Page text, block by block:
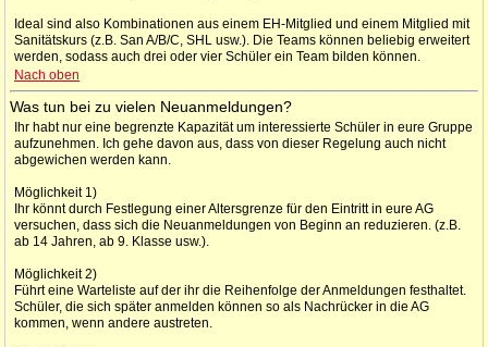
Ideal sind also Kombinationen aus einem EH-Mitglied und einem Mitglied mit
Sanitätskurs (z.B. San A/B/C, SHL usw.). Die Teams können beliebig erweitert
werden, sodass auch drei oder vier Schüler ein Team bilden können.
Nach oben
Was tun bei zu vielen Neuanmeldungen?
Ihr habt nur eine begrenzte Kapazität um interessierte Schüler in eure Gruppe
aufzunehmen. Ich gehe davon aus, dass von dieser Regelung auch nicht
abgewichen werden kann.
Möglichkeit 1)
Ihr könnt durch Festlegung einer Altersgrenze für den Eintritt in eure AG
versuchen, dass sich die Neuanmeldungen von Beginn an reduzieren. (z.B.
ab 14 Jahren, ab 9. Klasse usw.).
Möglichkeit 2)
Führt eine Warteliste auf der ihr die Reihenfolge der Anmeldungen festhaltet.
Schüler, die sich später anmelden können so als Nachrücker in die AG
kommen, wenn andere austreten.